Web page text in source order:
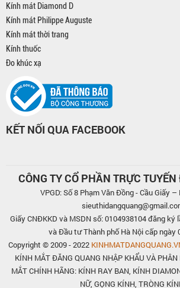
Kính mát Diamond D
Kính mát Philippe Auguste
Kính mát thời trang
Kính thuốc
Đo khúc xạ
KẾT NỐI QUA FACEBOOK
CÔNG TY CỔ PHẦN TRỰC
VPGD: Số 8 Phạm Văn Đồng - Cầu Giấy –
Giấy CNĐKKD và MSDN số: 0104938104 đăng ký
và Đầu tư Thành phố Hà Nội cấp ngày
Copyright © 2009 - 2022
KÍNH MẮT ĐĂNG QUANG NHẬP KHẨU VÀ
MẮT CHÍNH HÃNG: KÍNH RAY BAN, KÍNH
NỮ, GỌNG KÍNH, TRÒNG